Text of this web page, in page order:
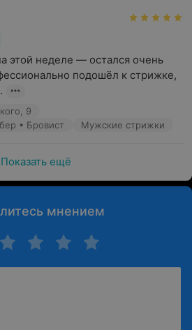
цвет бороды, чтобы она
и ухоженной.
стойкие красящие
специально для мужской
с учётом структуры
можно выполнять в различных
например, затемнения
ухоженный вид бороды и
стиль.
этой неделе — остался очень
подошёл к стрижке,
9
• Бровист
Мужские стрижки
Показать ещё
мнением